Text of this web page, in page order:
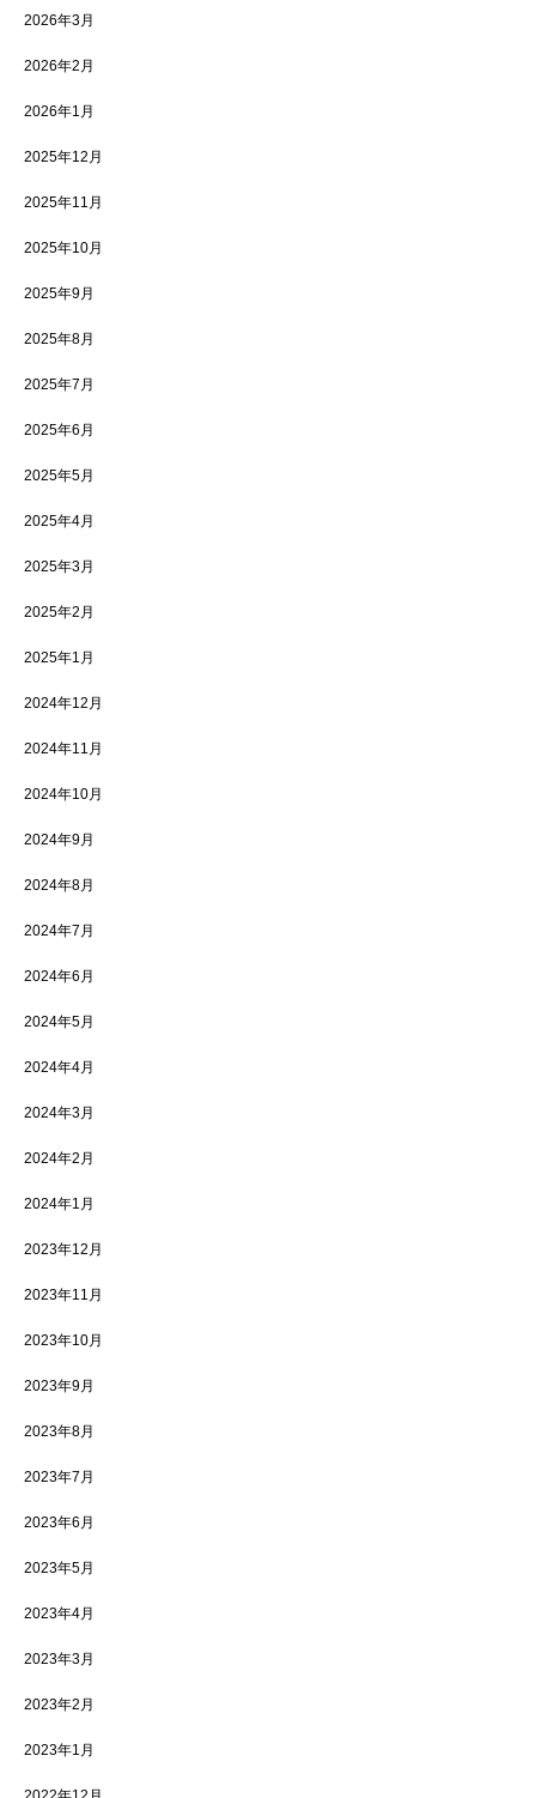
2026年3月
2026年2月
2026年1月
2025年12月
2025年11月
2025年10月
2025年9月
2025年8月
2025年7月
2025年6月
2025年5月
2025年4月
2025年3月
2025年2月
2025年1月
2024年12月
2024年11月
2024年10月
2024年9月
2024年8月
2024年7月
2024年6月
2024年5月
2024年4月
2024年3月
2024年2月
2024年1月
2023年12月
2023年11月
2023年10月
2023年9月
2023年8月
2023年7月
2023年6月
2023年5月
2023年4月
2023年3月
2023年2月
2023年1月